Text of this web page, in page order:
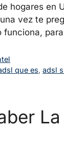
hogares en
vez te
funciona,
que es,adsl